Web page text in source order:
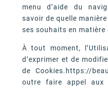
menu d’aide du
savoir de quelle
ses souhaits en matière
À tout moment,
d’exprimer et de
de Cookies.https://
outre faire appel aux